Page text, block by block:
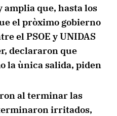
amplia que, hasta los
el pròximo gobierno
el PSOE y UNIDAS
declararon que
la ùnica salida, piden
al terminar las
irritados,